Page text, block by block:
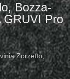
Bozza-
GRUVI Pro
Zorzetto,